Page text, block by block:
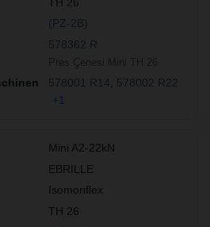
(PZ-2B)
578362 R
578001 R14
578002 R22
+1
Mini A2-22kN
EBRILLE
Isomonflex
TH 26